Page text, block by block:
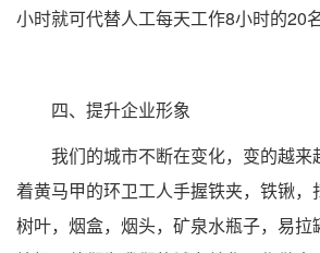
小时就可代替人工每天工作8小时的20
四、提升企业形象
我们的城市不断在变化，变的越来
着黄马甲的环卫工人手握铁夹，铁锹，
树叶，烟盒，烟头，矿泉水瓶子，易拉